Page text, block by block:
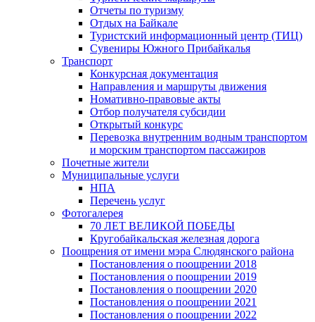
Отчеты по туризму
Отдых на Байкале
Туристский информационный центр (ТИЦ)
Сувениры Южного Прибайкалья
Транспорт
Конкурсная документация
Направления и маршруты движения
Номативно-правовые акты
Отбор получателя субсидии
Открытый конкурс
Перевозка внутренним водным транспортом
и морским транспортом пассажиров
Почетные жители
Муниципальные услуги
НПА
Перечень услуг
Фотогалерея
70 ЛЕТ ВЕЛИКОЙ ПОБЕДЫ
Кругобайкальская железная дорога
Поощрения от имени мэра Слюдянского района
Постановления о поощрении 2018
Постановления о поощрении 2019
Постановления о поощрении 2020
Постановления о поощрении 2021
Постановления о поощрении 2022